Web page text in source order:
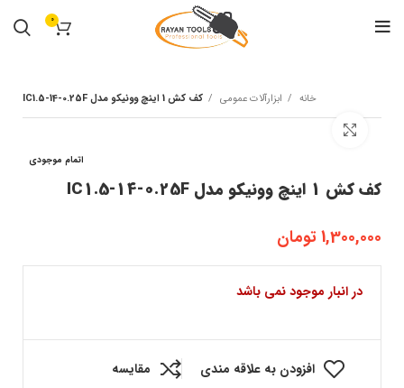
0
خانه ابزارآلات عمومی کف کش 1 اینچ وونیکو مدل IC1.5-14-0.25F
اتمام موجودی
کف کش 1 اینچ وونیکو مدل IC1.5-14-0.25F
1,300,000تومان
در انبار موجود نمی باشد
افزودن به علاقه مندی مقایسه